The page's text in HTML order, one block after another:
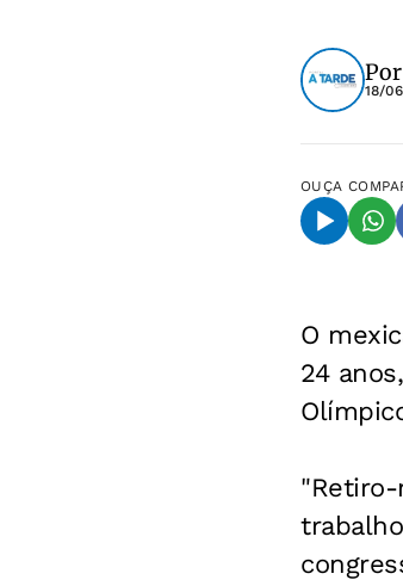
18/
OUÇA
O
24
"Retiro-